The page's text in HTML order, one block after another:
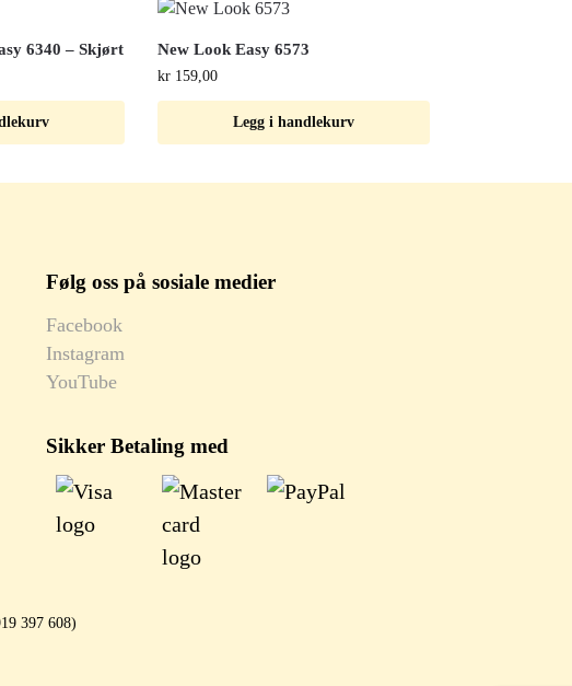
6340 – Skjørt New Look Easy 6573
kr 159,00
Legg i handlekurv
Følg oss på sosiale medier
Facebook
Instagram
YouTube
Sikker Betaling med
397 608)